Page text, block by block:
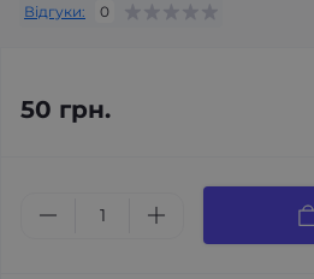
Відгуки: 0
50 грн.